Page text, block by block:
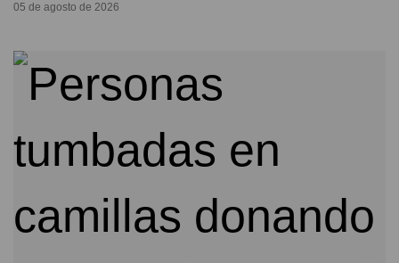
05 de agosto de 2026